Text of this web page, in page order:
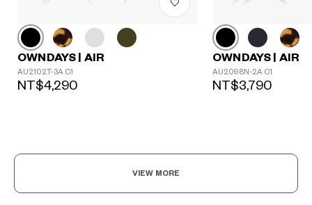
OWNDAYS | AIR
AU2102T-3A C1
NT$4,290
OWNDAYS | AIR
AU2098N-2A C1
NT$3,790
VIEW MORE